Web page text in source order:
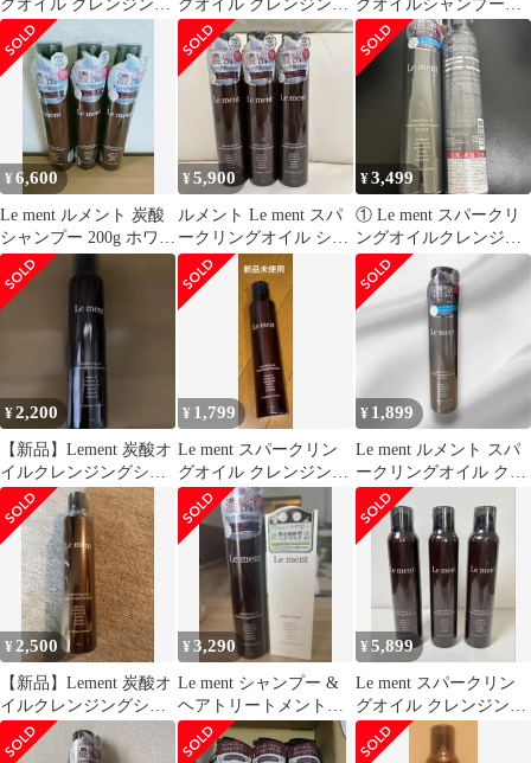
グオイル クレンジング
＆シャンプー
グオイル クレンジング
&シャンプー
グオイルシャンプー
200g
¥6,600
Le ment ルメント 炭酸
シャンプー 200g ホワイ
トブーケの香り 3本セ
ット
¥5,900
ルメント Le ment スパ
ークリングオイル シャ
ンプー 3本セット
¥3,499
① Le ment スパークリ
ングオイルクレンジン
グ＆シャンプー NBK 2
本
¥2,200
【新品】Lement 炭酸オ
イルクレンジングシャ
ンプー
¥ 1,799
Le ment スパークリン
グオイル クレンジング
＆シャンプー
¥ 1,899
Le ment ルメント スパ
ークリングオイル クレ
ンジング＆シャンプー
N
¥ 2,500
【新品】Lement 炭酸オ
イルクレンジングシャ
ンプー
¥3,290
Le ment シャンプー &
ヘアトリートメント
セット
¥5,899
Le ment スパークリン
グオイル クレンジング
＆シャンプー 3点セッ
ト